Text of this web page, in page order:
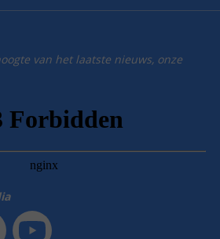
van het laatste nieuws, onze